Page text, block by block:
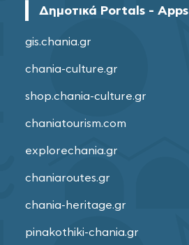
Δημοτικά Portals - Apps
gis.chania.gr
chania-culture.gr
shop.chania-culture.gr
chaniatourism.com
explorechania.gr
chaniaroutes.gr
chania-heritage.gr
pinakothiki-chania.gr